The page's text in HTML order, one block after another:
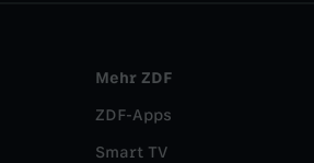
Mehr ZDF
ZDF-Apps
Smart TV